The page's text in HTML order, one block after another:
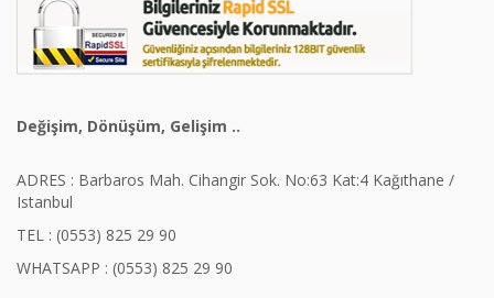
Değişim, Dönüşüm, Gelişim ..
ADRES : Barbaros Mah. Cihangir Sok. No:63 Kat:4 Kağıthane /
Istanbul
TEL : (0553) 825 29 90
WHATSAPP : (0553) 825 29 90